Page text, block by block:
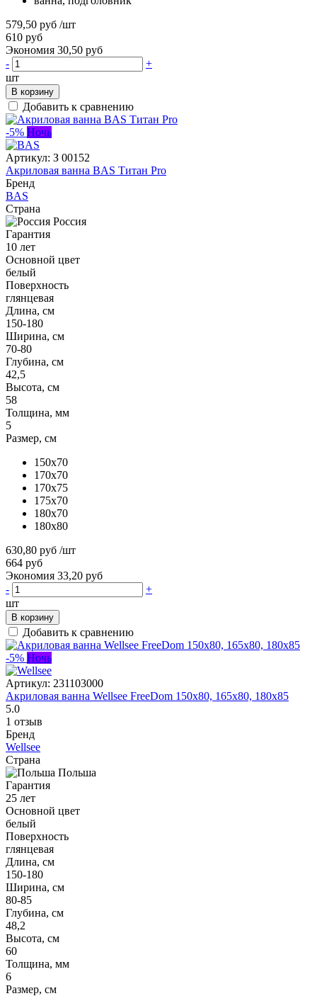
579,50 руб /шт
610 руб
Экономия 30,50 руб
-
+
шт
В корзину
Добавить к сравнению
-5% Ночь
Артикул: З 00152
Акриловая ванна BAS Титан Pro
Бренд
BAS
Страна
Россия
Гарантия
10 лет
Основной цвет
белый
Поверхность
глянцевая
Длина, см
150-180
Ширина, см
70-80
Глубина, см
42,5
Высота, см
58
Толщина, мм
5
Размер, см
150x70
170x70
170x75
175x70
180x70
180x80
630,80 руб /шт
664 руб
Экономия 33,20 руб
-
+
шт
В корзину
Добавить к сравнению
-5% Ночь
Артикул: 231103000
Акриловая ванна Wellsee FreeDom 150x80, 165x80, 180x85
5.0
1 отзыв
Бренд
Wellsee
Страна
Польша
Гарантия
25 лет
Основной цвет
белый
Поверхность
глянцевая
Длина, см
150-180
Ширина, см
80-85
Глубина, см
48,2
Высота, см
60
Толщина, мм
6
Размер, см